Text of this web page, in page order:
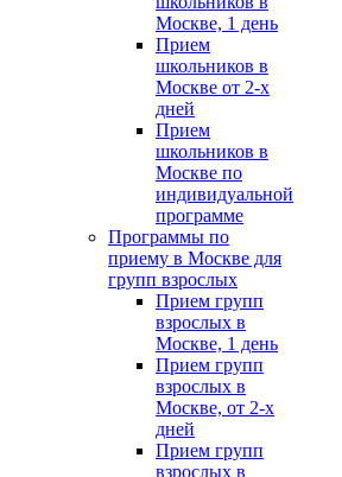
Москве, 1 день
Прием
школьников в
Москве от 2-х
дней
Прием
школьников в
Москве по
индивидуальной
программе
Программы по
приему в Москве для
групп взрослых
Прием групп
взрослых в
Москве, 1 день
Прием групп
взрослых в
Москве, от 2-х
дней
Прием групп
взрослых в